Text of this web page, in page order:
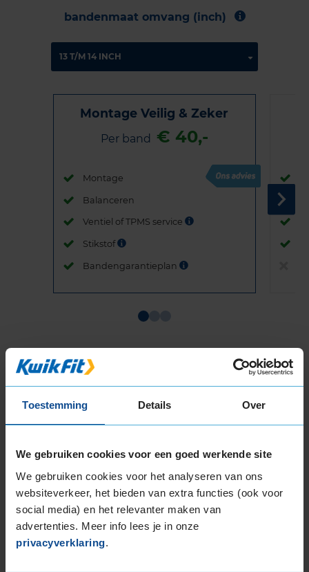
Toestemming Details Over
We gebruiken cookies voor een goed werkende site
We gebruiken cookies voor het analyseren van ons
websiteverkeer, het bieden van extra functies (ook voor
social media) en het relevanter maken van
advertenties. Meer info lees je in onze
privacyverklaring.
bandenmaat omvang (inch)
Montage Veilig & Zeker
Per band € 40,-
Montage
Balanceren
Ventiel of TPMS service
Stikstof
Bandengarantieplan
1
of
3
17-inch banden
205/45R17 88V EXTRALOAD
205/50R17 93H EXTRALOAD
205/50R17 93V EXTRALOAD
205/55R17 95V EXTRALOAD
205/60R17 93H